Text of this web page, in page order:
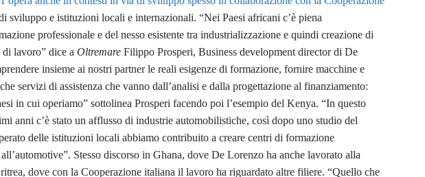
sviluppo e istituzioni locali e internazionali. “Nei Paesi africani c’è piena
professionale e del nesso esistente tra industrializzazione e quindi creazione di
lavoro” dice a Oltremare Filippo Prosperi, Business development director di De
insieme ai nostri partner le reali esigenze di formazione, fornire macchine e
servizi di assistenza che vanno dall’analisi e dalla progettazione al finanziamento:
in cui operiamo” sottolinea Prosperi facendo poi l’esempio del Kenya. “In questo
anni c’è stato un afflusso di industrie automobilistiche, così dopo uno studio del
delle istituzioni locali abbiamo contribuito a creare centri di formazione
Stesso discorso in Ghana, dove De Lorenzo ha anche lavorato alla
dove con la Cooperazione italiana il lavoro ha riguardato altre filiere. “Quello che